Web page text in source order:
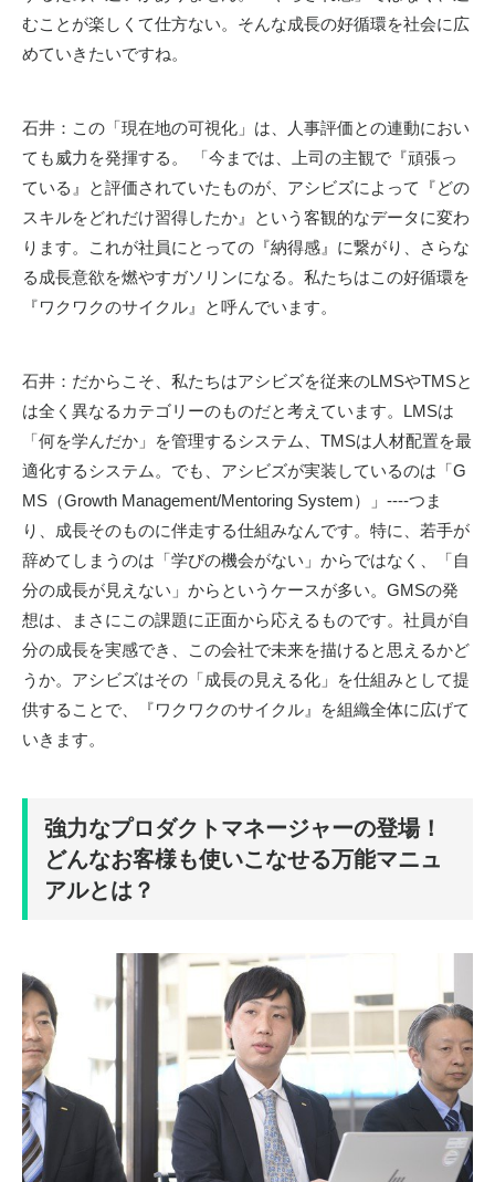
むことが楽しくて仕方ない。そんな成長の好循環を社会に広
めていきたいですね。
石井：この「現在地の可視化」は、人事評価との連動におい
ても威力を発揮する。 「今までは、上司の主観で『頑張っ
ている』と評価されていたものが、アシビズによって『どの
スキルをどれだけ習得したか』という客観的なデータに変わ
ります。これが社員にとっての『納得感』に繋がり、さらな
る成長意欲を燃やすガソリンになる。私たちはこの好循環を
『ワクワクのサイクル』と呼んでいます。
石井：だからこそ、私たちはアシビズを従来のLMSやTMSと
は全く異なるカテゴリーのものだと考えています。 LMSは
「何を学んだか」を管理するシステム、 TMSは人材配置を最
適化するシステム。でも、アシビズが実装しているのは「G
MS （Growth Management/Mentoring System）」----つま
り、成長そのものに伴走する仕組みなんです。特に、若手が
辞めてしまうのは「学びの機会がない」からではなく、「自
分の成長が見えない」からというケースが多い。 GMSの発
想は、まさにこの課題に正面から応えるものです。社員が自
分の成長を実感でき、この会社で未来を描けると思えるかど
うか。アシビズはその「成長の見える化」を仕組みとして提
供することで、『ワクワクのサイクル』を組織全体に広げて
いきます。
強力なプロダクトマネージャーの登場！
どんなお客様も使いこなせる万能マニュ
アルとは？